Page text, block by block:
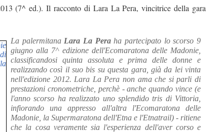
(7^ ed.). Il racconto di Lara La Pera, vincitrice della gara
La palermitana Lara La Peraha partecipato lo scorso 9
giugno alla 7^ edizione dell'Ecomaratona delle Madonie,
classificandosi quinta assoluta e prima delle donne e
realizzando così il suo bis su questa gara, già da lei vinta
nell'edizione 2012. Lara La Pera non ama che si parli di
prestazioni cronometriche, perchè - anche quando vince (e
l'anno scorso ha realizzato uno splendido tris di Vittoria,
infiorando una appresso all'altra l'Ecomaratona delle
Madonie, la Supermaratona dell'Etna e l'Etnatrail) - ritiene
che la cosa veramente sia l'esperienza dell'aver corso e